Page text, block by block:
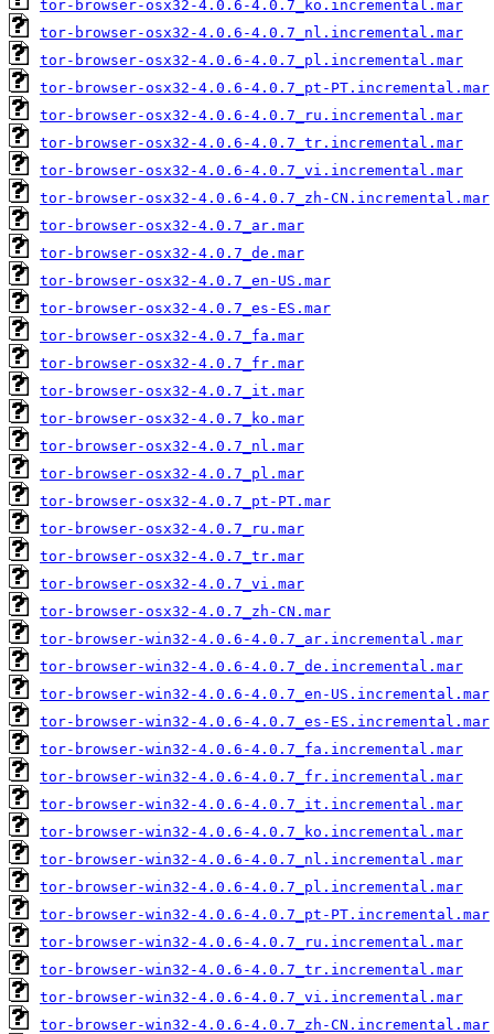
tor-browser-osx32-4.0.6-4.0.7_ko.incremental.mar
tor-browser-osx32-4.0.6-4.0.7_nl.incremental.mar
tor-browser-osx32-4.0.6-4.0.7_pl.incremental.mar
tor-browser-osx32-4.0.6-4.0.7_pt-PT.incremental.mar
tor-browser-osx32-4.0.6-4.0.7_ru.incremental.mar
tor-browser-osx32-4.0.6-4.0.7_tr.incremental.mar
tor-browser-osx32-4.0.6-4.0.7_vi.incremental.mar
tor-browser-osx32-4.0.6-4.0.7_zh-CN.incremental.mar
tor-browser-osx32-4.0.7_ar.mar
tor-browser-osx32-4.0.7_de.mar
tor-browser-osx32-4.0.7_en-US.mar
tor-browser-osx32-4.0.7_es-ES.mar
tor-browser-osx32-4.0.7_fa.mar
tor-browser-osx32-4.0.7_fr.mar
tor-browser-osx32-4.0.7_it.mar
tor-browser-osx32-4.0.7_ko.mar
tor-browser-osx32-4.0.7_nl.mar
tor-browser-osx32-4.0.7_pl.mar
tor-browser-osx32-4.0.7_pt-PT.mar
tor-browser-osx32-4.0.7_ru.mar
tor-browser-osx32-4.0.7_tr.mar
tor-browser-osx32-4.0.7_vi.mar
tor-browser-osx32-4.0.7_zh-CN.mar
tor-browser-win32-4.0.6-4.0.7_ar.incremental.mar
tor-browser-win32-4.0.6-4.0.7_de.incremental.mar
tor-browser-win32-4.0.6-4.0.7_en-US.incremental.mar
tor-browser-win32-4.0.6-4.0.7_es-ES.incremental.mar
tor-browser-win32-4.0.6-4.0.7_fa.incremental.mar
tor-browser-win32-4.0.6-4.0.7_fr.incremental.mar
tor-browser-win32-4.0.6-4.0.7_it.incremental.mar
tor-browser-win32-4.0.6-4.0.7_ko.incremental.mar
tor-browser-win32-4.0.6-4.0.7_nl.incremental.mar
tor-browser-win32-4.0.6-4.0.7_pl.incremental.mar
tor-browser-win32-4.0.6-4.0.7_pt-PT.incremental.mar
tor-browser-win32-4.0.6-4.0.7_ru.incremental.mar
tor-browser-win32-4.0.6-4.0.7_tr.incremental.mar
tor-browser-win32-4.0.6-4.0.7_vi.incremental.mar
tor-browser-win32-4.0.6-4.0.7_zh-CN.incremental.mar